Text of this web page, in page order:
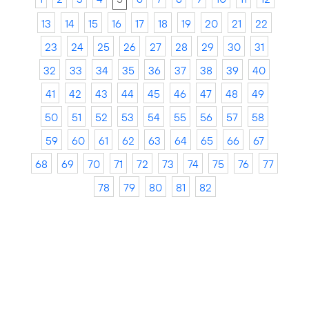
13
14 15 16 17 18 19 20 21
22
23
24 25 26 27 28 29 30
31
32
33 34 35 36 37 38 39
40
41
42 43 44 45 46 47 48
49
50
51 52 53 54 55 56 57
58
59
60 61 62 63 64 65 66
67
68
69 70 71 72 73 74 75 76
77
78
79 80 81 82